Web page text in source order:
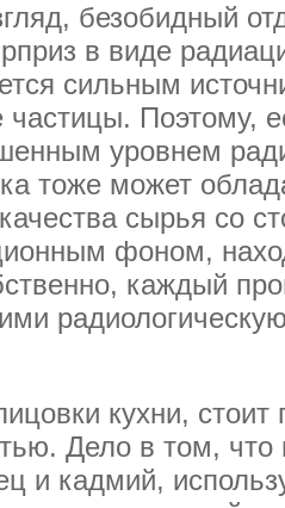
безобидный
в виде
сильным
Поэтому,
уровнем
тоже может
сырья со
фоном,
каждый
кухни, стоит
Дело в том, что
и кадмий,